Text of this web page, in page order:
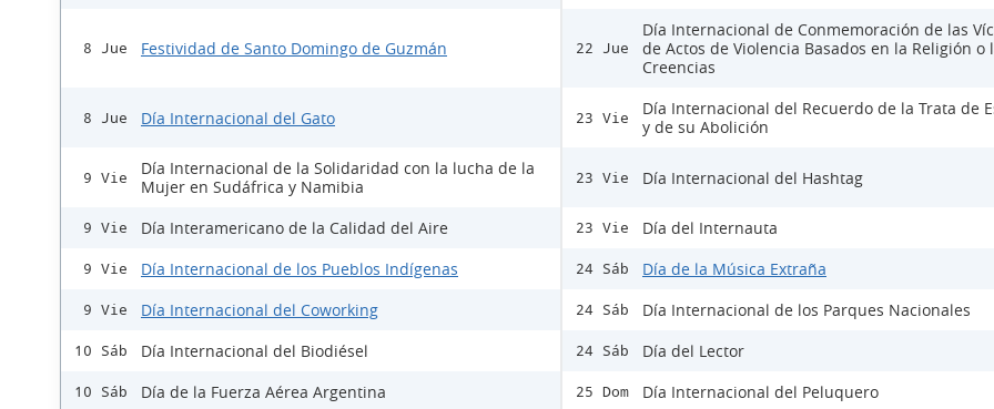
8 Jue Festividad de Santo Domingo de Guzmán
8 Jue Día Internacional del Gato
9 Vie
Día Internacional de la Solidaridad con la lucha de la
Mujer en Sudáfrica y Namibia
9 Vie Día Interamericano de la Calidad del Aire
9 Vie Día Internacional de los Pueblos Indígenas
9 Vie Día Internacional del Coworking
10 Sáb Día Internacional del Biodiésel
10 Sáb Día de la Fuerza Aérea Argentina
22 Jue
Día Internacional de Conmemoración de las
de Actos de Violencia Basados en la Religión o
Creencias
23 Vie
Día Internacional del Recuerdo de la Trata de
y de su Abolición
23 Vie Día Internacional del Hashtag
23 Vie Día del Internauta
24 Sáb Día de la Música Extraña
24 Sáb Día Internacional de los Parques Nacionales
24 Sáb Día del Lector
25 Dom Día Internacional del Peluquero